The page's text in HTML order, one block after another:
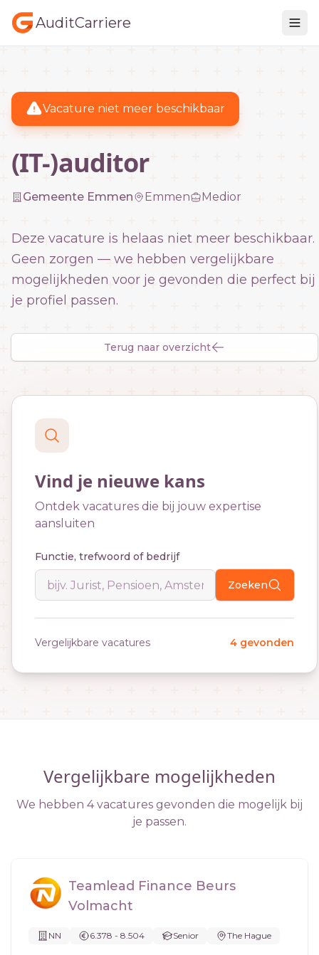
AuditCarriere
Vacature niet meer beschikbaar
(IT-)auditor
Gemeente Emmen Emmen Medior
Deze vacature is helaas niet meer beschikbaar.
Geen zorgen — we hebben vergelijkbare
mogelijkheden voor je gevonden die perfect bij
je profiel passen.
Terug naar overzicht
Vind je nieuwe kans
Ontdek vacatures die bij jouw expertise
aansluiten
Functie, trefwoord of bedrijf
Zoeken
Vergelijkbare vacatures 4 gevonden
Vergelijkbare mogelijkheden
We hebben 4 vacatures gevonden die mogelijk bij
je passen.
Teamlead Finance Beurs
Volmacht
NN 6.378 - 8.504 Senior The Hague